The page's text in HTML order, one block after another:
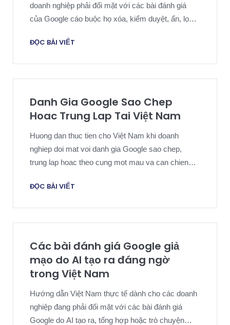
doanh nghiệp phải đối mặt với các bài đánh giá
của Google cáo buộc họ xóa, kiểm duyệt, ẩn, lọc
một chiến lược phản hồi an toàn trên nền tảng,
ĐỌC BÀI VIẾT
Danh Gia Google Sao Chep
Hoac Trung Lap Tai Việt Nam
Huong dan thuc tien cho Việt Nam khi doanh
nghiep doi mat voi danh gia Google sao chep,
trung lap hoac theo cung mot mau va can chien
ĐỌC BÀI VIẾT
Các bài đánh giá Google giả
mạo do AI tạo ra đáng ngờ
trong Việt Nam
Hướng dẫn Việt Nam thực tế dành cho các doanh
nghiệp đang phải đối mặt với các bài đánh giá
Google do AI tạo ra, tổng hợp hoặc trò chuyện